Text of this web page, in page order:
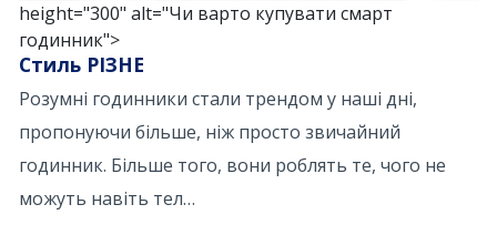
height="300" alt="Чи варто купувати смарт
годинник">
Стиль РІЗНЕ
Розумні годинники стали трендом у наші дні,
пропонуючи більше, ніж просто звичайний
годинник. Більше того, вони роблять те, чого не
можуть навіть тел…